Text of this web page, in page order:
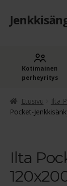
Siirry
navigointiin
Siirry
sisältöön
Jenkkisängyt
Oheistuotteet
Kassa
Jenkkisängyn
Kotimainen
perheyritys
Etusivu Ilta
Pocket-
Ilta